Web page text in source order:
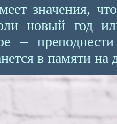
значения,
новый год
–
в памяти на